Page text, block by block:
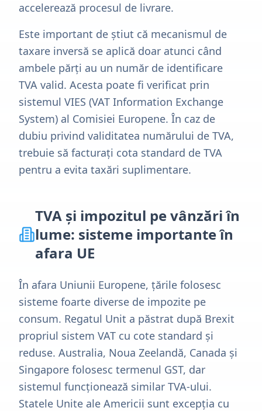
accelerează procesul de livrare.
Este important de știut că mecanismul de
taxare inversă se aplică doar atunci când
ambele părți au un număr de identificare
TVA valid. Acesta poate fi verificat prin
sistemul VIES (VAT Information Exchange
System) al Comisiei Europene. În caz de
dubiu privind validitatea numărului de TVA,
trebuie să facturați cota standard de TVA
pentru a evita taxări suplimentare.
TVA și impozitul pe vânzări în
lume: sisteme importante în
afara UE
În afara Uniunii Europene, țările folosesc
sisteme foarte diverse de impozite pe
consum. Regatul Unit a păstrat după Brexit
propriul sistem VAT cu cote standard și
reduse. Australia, Noua Zeelandă, Canada și
Singapore folosesc termenul GST, dar
sistemul funcționează similar TVA-ului.
Statele Unite ale Americii sunt excepția cu